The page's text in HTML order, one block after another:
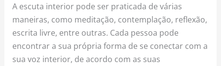
A escuta interior pode ser praticada de várias
maneiras, como meditação, contemplação, reflexão,
escrita livre, entre outras. Cada pessoa pode
encontrar a sua própria forma de se conectar com a
sua voz interior, de acordo com as suas